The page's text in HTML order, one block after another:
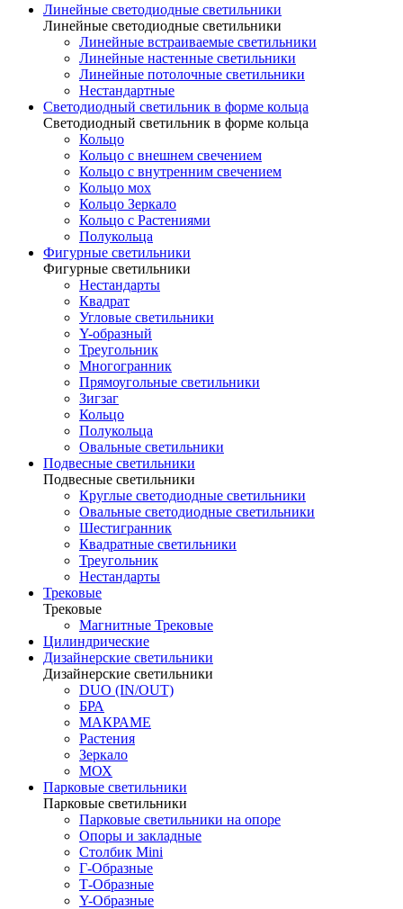
Линейные светодиодные светильники
Линейные светодиодные светильники
Линейные встраиваемые светильники
Линейные настенные светильники
Линейные потолочные светильники
Нестандартные
Светодиодный светильник в форме кольца
Светодиодный светильник в форме кольца
Кольцо
Кольцо с внешнем свечением
Кольцо с внутренним свечением
Кольцо мох
Кольцо Зеркало
Кольцо с Растениями
Полукольца
Фигурные светильники
Фигурные светильники
Нестандарты
Квадрат
Угловые светильники
Y-образный
Треугольник
Многогранник
Прямоугольные светильники
Зигзаг
Кольцо
Полукольца
Овальные светильники
Подвесные светильники
Подвесные светильники
Круглые светодиодные светильники
Овальные светодиодные светильники
Шестигранник
Квадратные светильники
Треугольник
Нестандарты
Трековые
Трековые
Магнитные Трековые
Цилиндрические
Дизайнерские светильники
Дизайнерские светильники
DUO (IN/OUT)
БРА
МАКРАМЕ
Растения
Зеркало
МОХ
Парковые светильники
Парковые светильники
Парковые светильники на опоре
Опоры и закладные
Столбик Mini
Г-Образные
Т-Образные
Y-Образные